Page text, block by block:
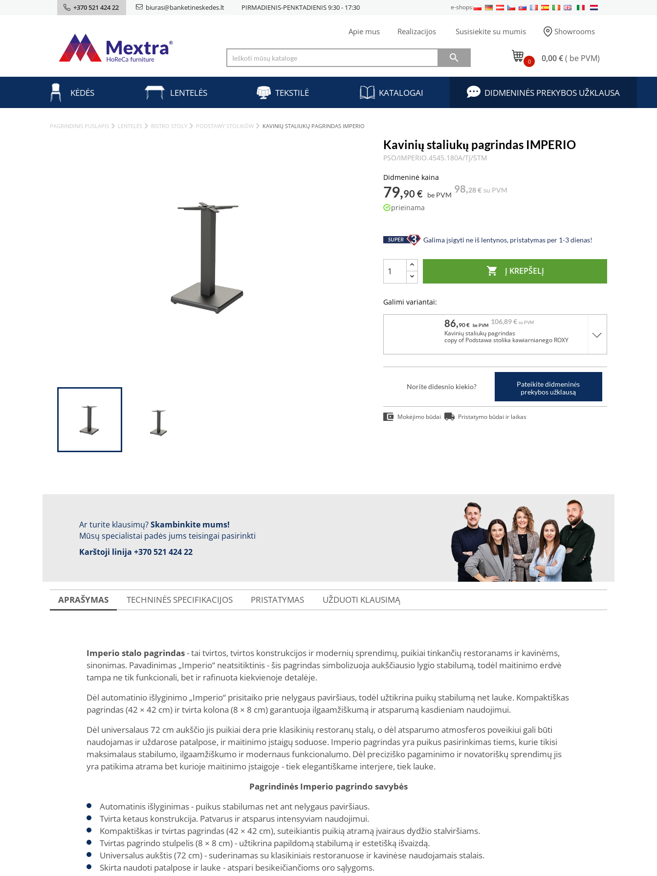
+370 521 424 22 biuras@banketineskedes.lt PIRMADIENIS-PENKTADIENIS 9:30 - 17:30 e-shops:
Apie mus Realizacijos Susisiekite su mumis Showrooms
 0 0,00 €( be PVM)
KĖDĖS LENTELĖS TEKSTILĖ KATALOGAI DIDMENINĖS PREKYBOS UŽKLAUSA
PAGRINDINIS PUSLAPIS LENTELĖS BISTRO STOLY PODSTAWY STOLIKÓW KAVINIŲ STALIUKŲ PAGRINDAS IMPERIO
Kavinių staliukų pagrindas IMPERIO
PSO/IMPERIO.4545.180A/TJ/STM
Didmeninė kaina
79,90 € be PVM
98,28 € su PVM
prieinama
Galima įsigyti ne iš lentynos, pristatymas per 1-3 dienas!
 Į KREPŠELĮ
Galimi variantai:
86,90 € be PVM 106,89 € su PVM
Kavinių staliukų pagrindas
copy of Podstawa stolika kawiarnianego ROXY
Norite didesnio kiekio?
Pateikite didmeninės
prekybos užklausą
Mokėjimo būdai Pristatymo būdai ir laikas
Ar turite klausimų?Skambinkite mums!
Mūsų specialistai padės jums teisingai pasirinkti
Karštoji linija +370 521 424 22
APRAŠYMAS TECHNINĖS SPECIFIKACIJOS PRISTATYMAS UŽDUOTI KLAUSIMĄ
Imperio stalo pagrindas- tai tvirtos, tvirtos konstrukcijos ir modernių sprendimų, puikiai tinkančių restoranams ir kavinėms,
sinonimas. Pavadinimas „Imperio“ neatsitiktinis - šis pagrindas simbolizuoja aukščiausio lygio stabilumą, todėl maitinimo erdvė
tampa ne tik funkcionali, bet ir rafinuota kiekvienoje detalėje.
Dėl automatinio išlyginimo „Imperio“ prisitaiko prie nelygaus paviršiaus, todėl užtikrina puikų stabilumą net lauke. Kompaktiškas
pagrindas (42 × 42 cm) ir tvirta kolona (8 × 8 cm) garantuoja ilgaamžiškumą ir atsparumą kasdieniam naudojimui.
Dėl universalaus 72 cm aukščio jis puikiai dera prie klasikinių restoranų stalų, o dėl atsparumo atmosferos poveikiui gali būti
naudojamas ir uždarose patalpose, ir maitinimo įstaigų soduose. Imperio pagrindas yra puikus pasirinkimas tiems, kurie tikisi
maksimalaus stabilumo, ilgaamžiškumo ir modernaus funkcionalumo. Dėl preciziško pagaminimo ir novatoriškų sprendimų jis
yra patikima atrama bet kurioje maitinimo įstaigoje - tiek elegantiškame interjere, tiek lauke.
Pagrindinės Imperio pagrindo savybės
Automatinis išlyginimas - puikus stabilumas net ant nelygaus paviršiaus.
Tvirta ketaus konstrukcija. Patvarus ir atsparus intensyviam naudojimui.
Kompaktiškas ir tvirtas pagrindas (42 × 42 cm), suteikiantis puikią atramą įvairaus dydžio stalviršiams.
Tvirtas pagrindo stulpelis (8 × 8 cm) - užtikrina papildomą stabilumą ir estetišką išvaizdą.
Universalus aukštis (72 cm) - suderinamas su klasikiniais restoranuose ir kavinėse naudojamais stalais.
Skirta naudoti patalpose ir lauke - atspari besikeičiančioms oro sąlygoms.